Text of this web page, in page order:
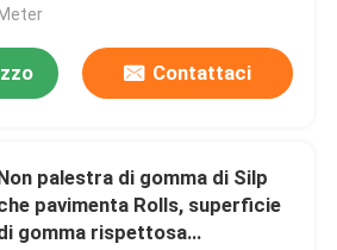
Meter
Contattaci
palestra di gomma di Silp
pavimenta Rolls, superficie
gomma rispettosa